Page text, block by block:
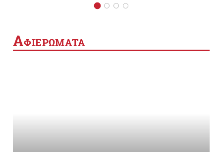
ΑΦΙΕΡΩΜΑΤΑ